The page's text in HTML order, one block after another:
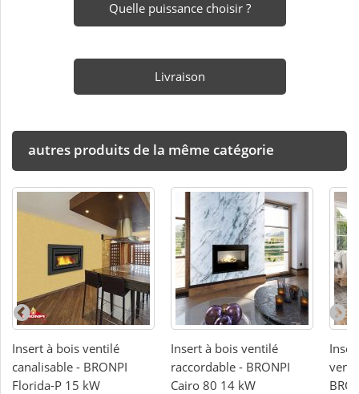
Quelle puissance choisir ?
Livraison
autres produits de la même catégorie
Insert à bois ventilé
canalisable - BRONPI
Florida-P 15 kW
Insert à bois ventilé
raccordable - BRONPI
Cairo 80 14 kW